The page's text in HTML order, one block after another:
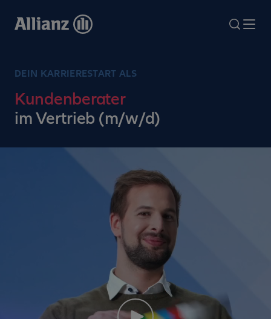
zum
search
DEIN KARRIERESTART ALS
Kundenberater
im Vertrieb (m/w/d)